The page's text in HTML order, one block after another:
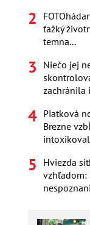
ťažký
temna...
Niečo jej
zachránila
Piatková
Brezne
Hviezda
vzhľadom: